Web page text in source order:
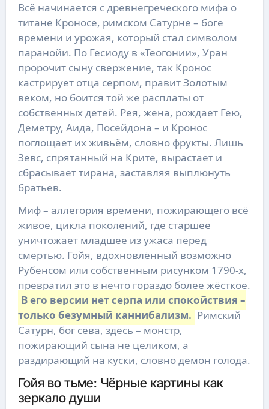
Всё начинается с древнегреческого мифа о
титане Кроносе, римском Сатурне – боге
времени и урожая, который стал символом
паранойи. По Гесиоду в «Теогонии», Уран
пророчит сыну свержение, так Кронос
кастрирует отца серпом, правит Золотым
веком, но боится той же расплаты от
собственных детей. Рея, жена, рождает Гею,
Деметру, Аида, Посейдона – и Кронос
поглощает их живьём, словно фрукты. Лишь
Зевс, спрятанный на Крите, вырастает и
сбрасывает тирана, заставляя выплюнуть
братьев.
Миф – аллегория времени, пожирающего всё
живое, цикла поколений, где старшее
уничтожает младшее из ужаса перед
смертью. Гойя, вдохновлённый возможно
Рубенсом или собственным рисунком 1790-х,
превратил это в нечто гораздо более жёсткое.
В его версии нет серпа или спокойствия –
только безумный каннибализм. Римский
Сатурн, бог сева, здесь – монстр,
пожирающий сына не целиком, а
раздирающий на куски, словно демон голода.
Гойя во тьме: Чёрные картины как
зеркало души